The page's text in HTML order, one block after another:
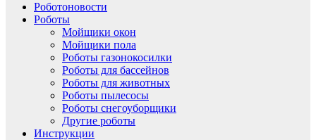
Роботоновости
Роботы
Мойщики окон
Мойщики пола
Роботы газонокосилки
Роботы для бассейнов
Роботы для животных
Роботы пылесосы
Роботы снегоуборщики
Другие роботы
Инструкции